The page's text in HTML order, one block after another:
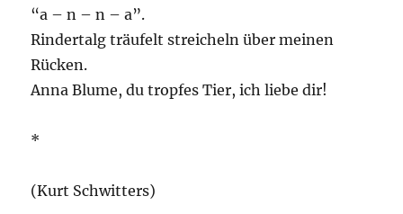
“a – n – n – a”.
Rindertalg träufelt streicheln über meinen
Rücken.
Anna Blume, du tropfes Tier, ich liebe dir!
*
(Kurt Schwitters)